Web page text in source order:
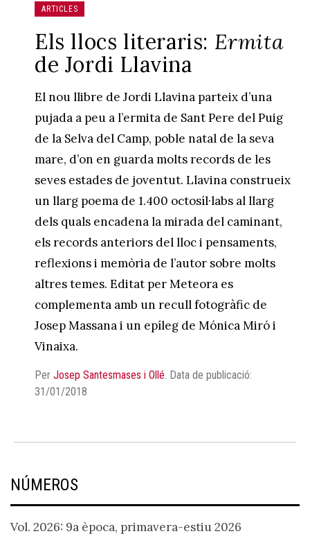
ARTICLES
Els llocs literaris: Ermita
de Jordi Llavina
El nou llibre de Jordi Llavina parteix d’una
pujada a peu a l’ermita de Sant Pere del Puig
de la Selva del Camp, poble natal de la seva
mare, d’on en guarda molts records de les
seves estades de joventut. Llavina construeix
un llarg poema de 1.400 octosíl·labs al llarg
dels quals encadena la mirada del caminant,
els records anteriors del lloc i pensaments,
reflexions i memòria de l’autor sobre molts
altres temes. Editat per Meteora es
complementa amb un recull fotogràfic de
Josep Massana i un epíleg de Mónica Miró i
Vinaixa.
Per Josep Santesmases i Ollé. Data de publicació:
31/01/2018
NÚMEROS
Vol. 2026: 9a època, primavera-estiu 2026